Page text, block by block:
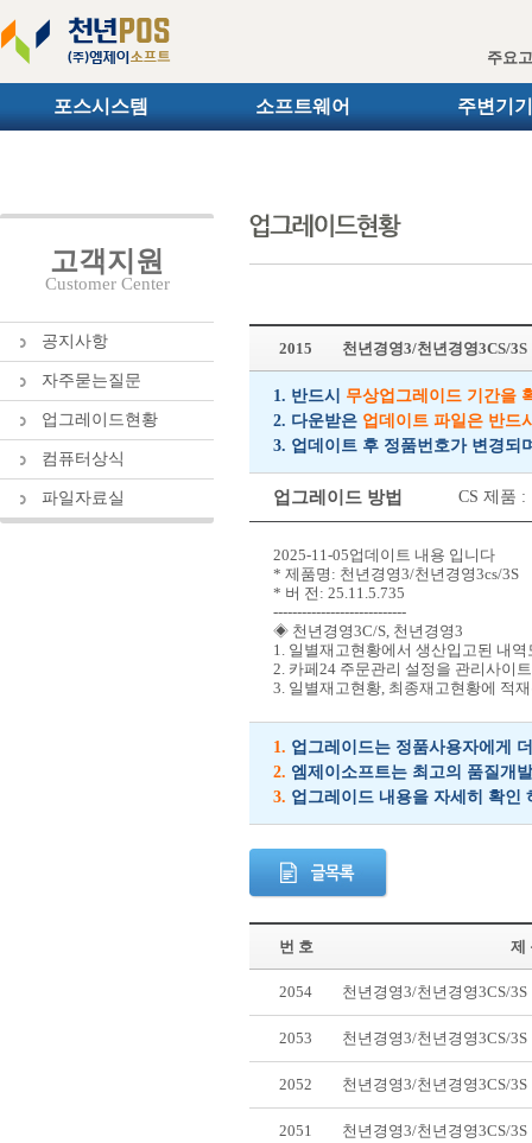
주요
포스시스템 소프트웨어 주변기기
고객지원
Customer Center
공지사항
자주묻는질문
업그레이드현황
컴퓨터상식
파일자료실
2015 천년경영3/천년경영3CS/
1. 반드시 무상업그레이드 기간을
2. 다운받은 업데이트 파일은 반드
3. 업데이트 후 정품번호가 변경되
업그레이드 방법 CS 제품
2025-11-05업데이트 내용 입니다
* 제품명: 천년경영3/천년경영3cs/3S
* 버 전: 25.11.5.735
----------------------------
◈ 천년경영3C/S, 천년경영3
1. 일별재고현황에서 생산입고된 내
2. 카페24 주문관리 설정을 관리사이
3. 일별재고현황, 최종재고현황에 적
1. 업그레이드는 정품사용자에게
2. 엠제이소프트는 최고의 품질개
3. 업그레이드 내용을 자세히 확인
번 호 제
2054 천년경영3/천년경영3CS/
2053 천년경영3/천년경영3CS/
2052 천년경영3/천년경영3CS/
2051 천년경영3/천년경영3CS/